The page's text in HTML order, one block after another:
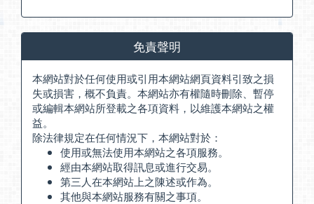
免責聲明
本網站對於任何使用或引用本網站網頁資料引致之損
失或損害，概不負責。本網站亦有權隨時刪除、暫停
或編輯本網站所登載之各項資料，以維護本網站之權
益。
除法律規定在任何情況下，本網站對於：
使用或無法使用本網站之各項服務。
經由本網站取得訊息或進行交易。
第三人在本網站上之陳述或作為。
其他與本網站服務有關之事項。